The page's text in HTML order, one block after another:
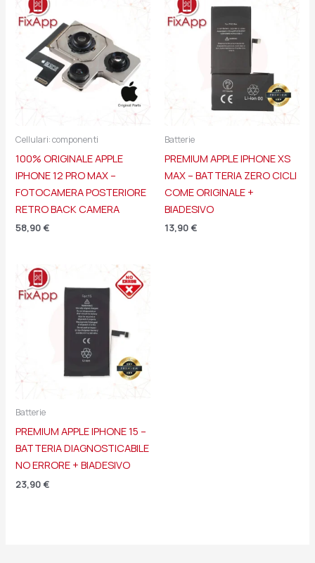
Cellulari: componenti
100% ORIGINALE APPLE
IPHONE 12 PRO MAX –
FOTOCAMERA POSTERIORE
RETRO BACK CAMERA
58,90 €
Batterie
PREMIUM APPLE IPHONE XS
MAX – BATTERIA ZERO CICLI
COME ORIGINALE +
BIADESIVO
13,90 €
Batterie
PREMIUM APPLE IPHONE 15 –
BATTERIA DIAGNOSTICABILE
NO ERRORE + BIADESIVO
23,90 €